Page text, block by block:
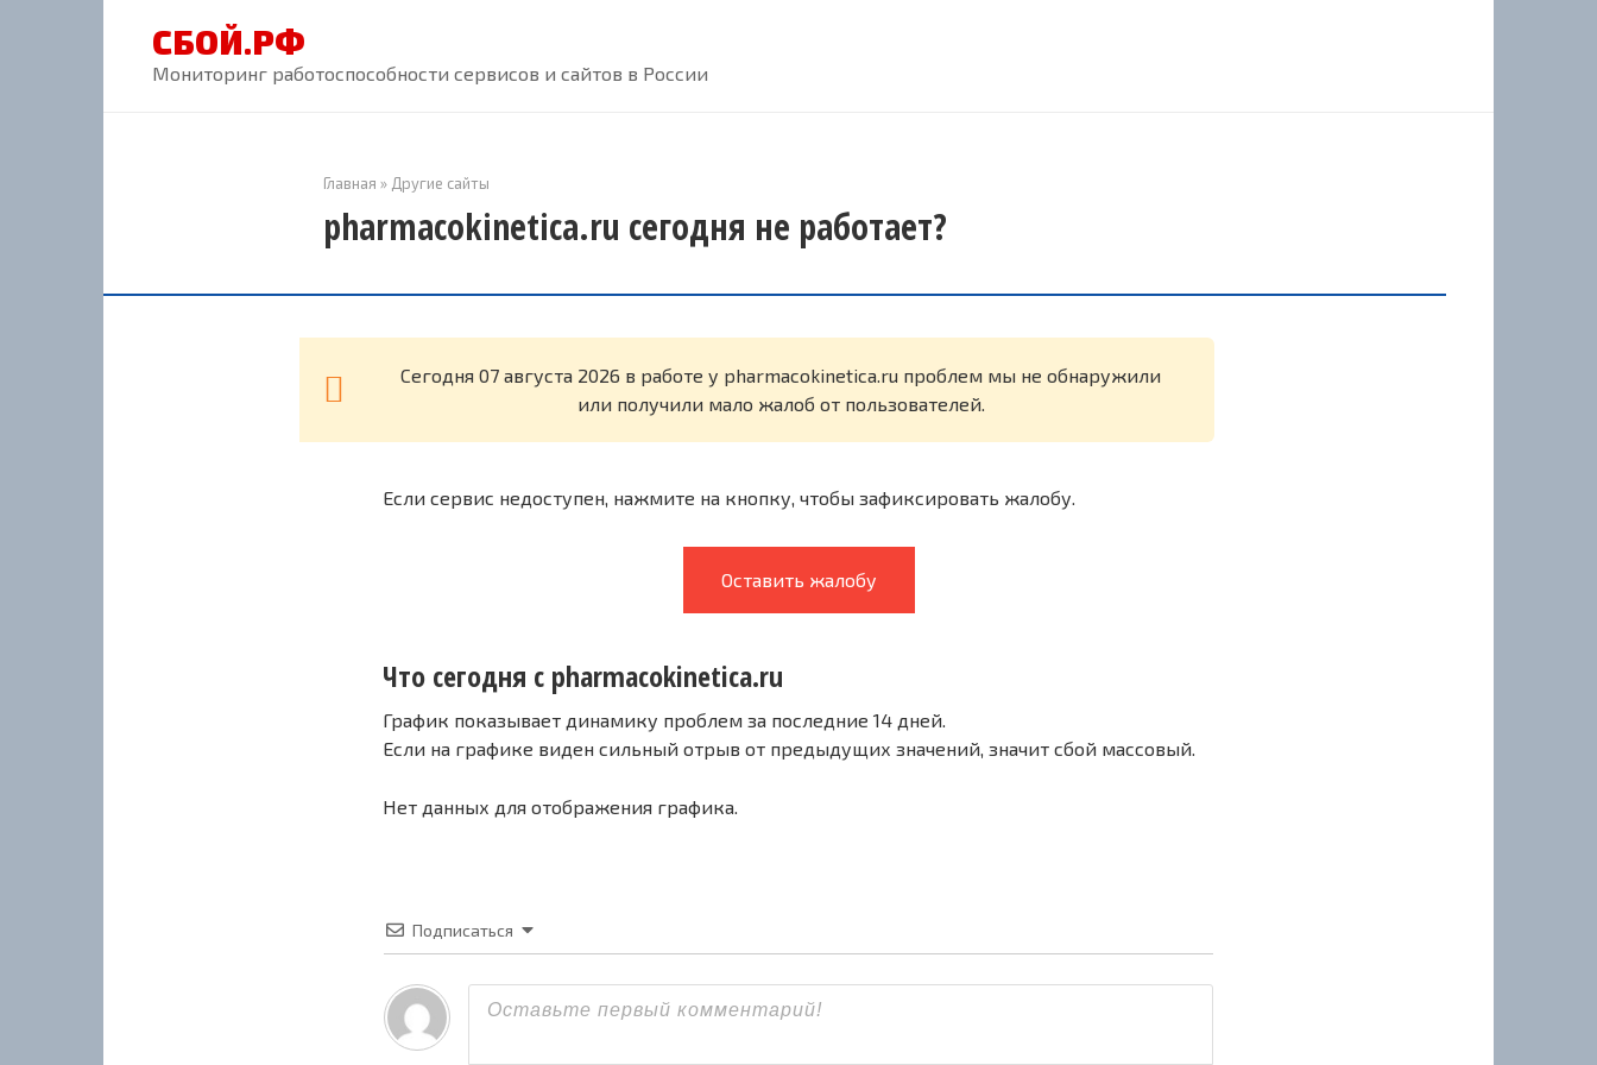
СБОЙ.РФ
Мониторинг работоспособности сервисов и сайтов в России
Главная » Другие сайты
pharmacokinetica.ru сегодня не работает?
Cегодня 07 августа 2026 в работе у pharmacokinetica.ru проблем мы не обнаружили
или получили мало жалоб от пользователей.
Если сервис недоступен, нажмите на кнопку, чтобы зафиксировать жалобу.
Оставить жалобу
Что сегодня с pharmacokinetica.ru
График показывает динамику проблем за последние 14 дней.
Если на графике виден сильный отрыв от предыдущих значений, значит сбой массовый.
Нет данных для отображения графика.
Подписаться